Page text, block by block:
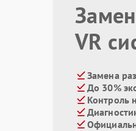
VR
Замена
До 30%
Контроль